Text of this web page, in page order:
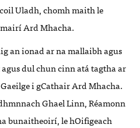
Uladh, chomh maith le
Ard Mhacha.
an ionad ar na mallaibh agus
dul chun cinn atá tagtha ar
i gCathair Ard Mhacha.
Ghael Linn, Réamonn
bunaitheoirí, le hOifigeach